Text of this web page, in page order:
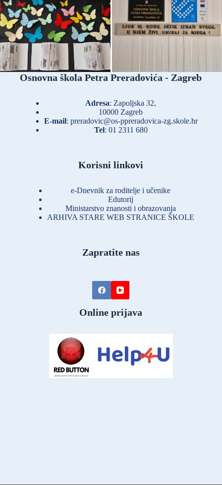
Osnovna škola Petra Preradovića - Zagreb
Adresa: Zapoljska 32,
10000 Zagreb
E-mail: preradovic@os-ppreradovica-zg.skole.hr
Tel: 01 2311 680
Korisni linkovi
e-Dnevnik za roditelje i učenike
Edutorij
Ministarstvo znanosti i obrazovanja
ARHIVA STARE WEB STRANICE ŠKOLE
Zapratite nas
Online prijava